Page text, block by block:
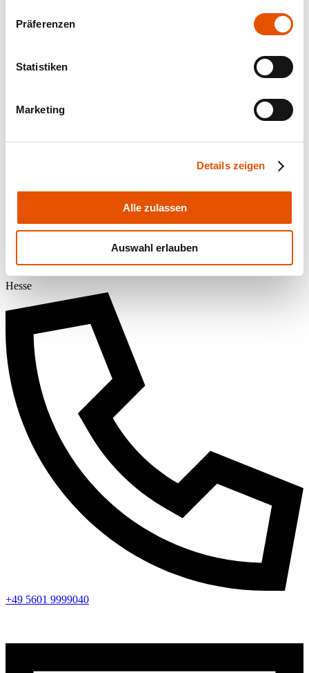
Präferenzen
Statistiken
Marketing
Details zeigen
Alle zulassen
Auswahl erlauben
ralf.reichel@lichtwerk.de
Hesse
+49 5601 9999040